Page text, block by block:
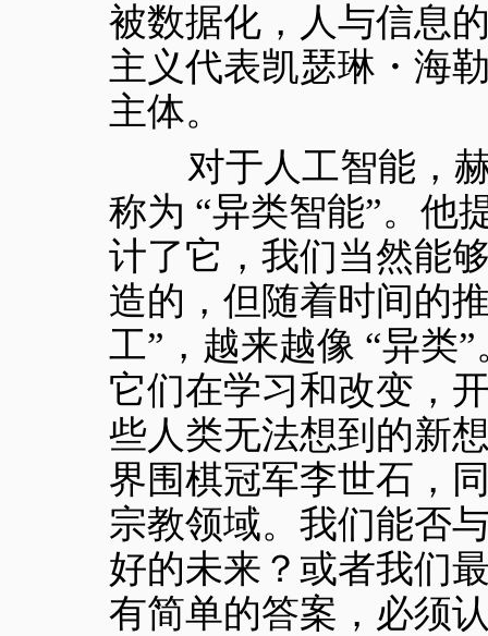
被数据化，人与信息
主义代表凯瑟琳・海
主体。
对于人工智能，赫
称为 “异类智能”。他
计了它，我们当然能
造的，但随着时间的
工”，越来越像 “异类
它们在学习和改变，
些人类无法想到的新
界围棋冠军李世石，
宗教领域。我们能否
好的未来？或者我们
有简单的答案，必须